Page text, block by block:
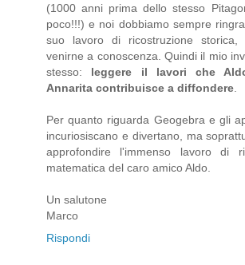
(1000 anni prima dello stesso
poco!!!) e noi dobbiamo sempre
suo lavoro di ricostruzione
venirne a conoscenza. Quindi il mio
stesso: leggere il lavori che
Annarita contribuisce a diffondere
Per quanto riguarda Geogebra e gli
incuriosiscano e divertano, ma
approfondire l'immenso lavoro di
matematica del caro amico Aldo.
Un salutone
Marco
Rispondi